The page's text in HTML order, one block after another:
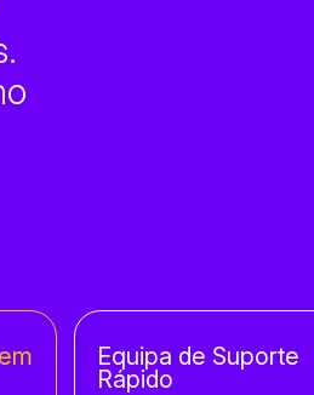
Equipa de Suporte
Rápido